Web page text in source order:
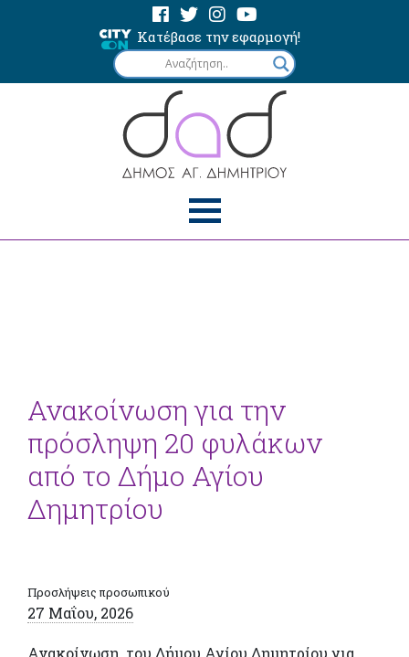
Κατέβασε την εφαρμογή!
Ανακοίνωση για την
πρόσληψη 20 φυλάκων
από το Δήμο Αγίου
Δημητρίου
Προσλήψεις προσωπικού
27 Μαΐου, 2026
Ανακοίνωση του Δήμου Αγίου Δημητρίου για